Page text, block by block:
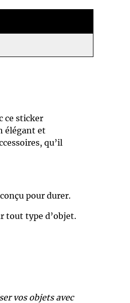
ce sticker
élégant et
qu’il
pour durer.
tout type d’objet.
vos objets avec